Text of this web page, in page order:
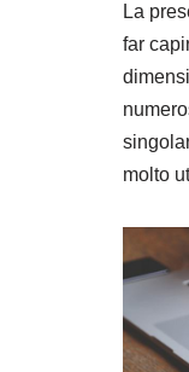
La
far
molto